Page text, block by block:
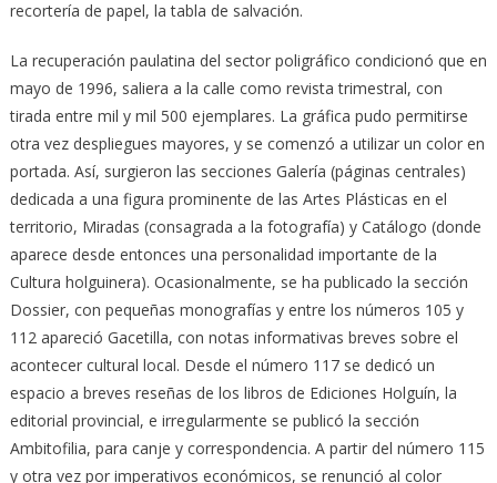
recortería de papel, la tabla de salvación.
La recuperación paulatina del sector poligráfico condicionó que en
mayo de 1996, saliera a la calle como revista trimestral, con
tirada entre mil y mil 500 ejemplares. La gráfica pudo permitirse
otra vez despliegues mayores, y se comenzó a utilizar un color en
portada. Así, surgieron las secciones Galería (páginas centrales)
dedicada a una figura prominente de las Artes Plásticas en el
territorio, Miradas (consagrada a la fotografía) y Catálogo (donde
aparece desde entonces una personalidad importante de la
Cultura holguinera). Ocasionalmente, se ha publicado la sección
Dossier, con pequeñas monografías y entre los números 105 y
112 apareció Gacetilla, con notas informativas breves sobre el
acontecer cultural local. Desde el número 117 se dedicó un
espacio a breves reseñas de los libros de Ediciones Holguín, la
editorial provincial, e irregularmente se publicó la sección
Ambitofilia, para canje y correspondencia. A partir del número 115
y otra vez por imperativos económicos, se renunció al color